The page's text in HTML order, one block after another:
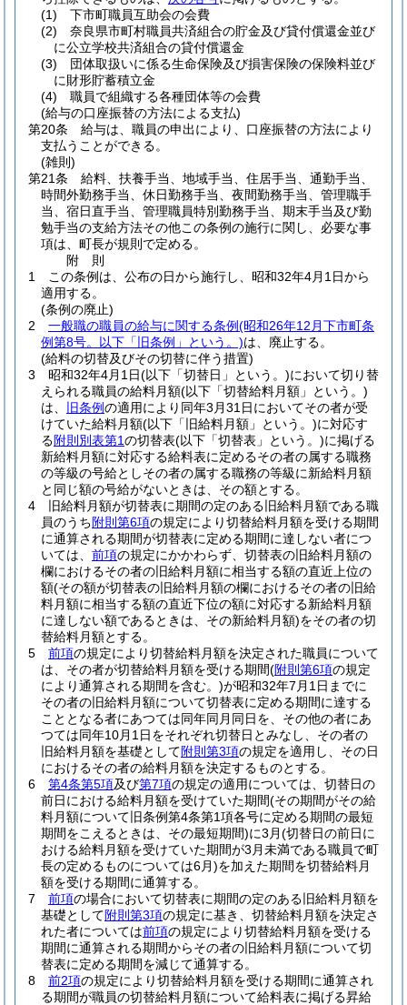
(1)
下市町職員互助会の会費
(2)
奈良県市町村職員共済組合の貯金及び貸付償還金並び
に公立学校共済組合の貸付償還金
(3)
団体取扱いに係る生命保険及び損害保険の保険料並び
に財形貯蓄積立金
(4)
職員で組織する各種団体等の会費
(給与の口座振替の方法による支払)
第20条
給与は、職員の申出により、口座振替の方法により
支払うことができる。
(雑則)
第21条
給料、扶養手当、地域手当、住居手当、通勤手当、
時間外勤務手当、休日勤務手当、夜間勤務手当、管理職手
当、宿日直手当、管理職員特別勤務手当、期末手当及び勤
勉手当の支給方法その他この条例の施行に関し、必要な事
項は、町長が規則で定める。
附 則
1
この条例は、公布の日から施行し、昭和32年4月1日から
適用する。
(条例の廃止)
2
一般職の職員の給与に関する条例(昭和26年12月下市町条
例第8号。以下「旧条例」という。)は、廃止する。
(給料の切替及びその切替に伴う措置)
3
昭和32年4月1日(以下「切替日」という。)において切り替
えられる職員の給料月額(以下「切替給料月額」という。)
は、
旧条例の適用により同年3月31日においてその者が受
けていた給料月額(以下「旧給料月額」という。)に対応す
る附則別表第1の切替表(以下「切替表」という。)に掲げる
新給料月額に対応する給料表に定めるその者の属する職務
の等級の号給としその者の属する職務の等級に新給料月額
と同じ額の号給がないときは、その額とする。
4
旧給料月額が切替表に期間の定のある旧給料月額である職
員のうち附則第6項の規定により切替給料月額を受ける期間
に通算される期間が切替表に定める期間に達しない者につ
いては、 前項の規定にかかわらず、切替表の旧給料月額の
欄におけるその者の旧給料月額に相当する額の直近上位の
額(その額が切替表の旧給料月額の欄におけるその者の旧給
料月額に相当する額の直近下位の額に対応する新給料月額
に達しない額であるときは、その新給料月額)をその者の切
替給料月額とする。
5
前項の規定により切替給料月額を決定された職員について
は、その者が切替給料月額を受ける期間(附則第6項の規定
により通算される期間を含む。)が昭和32年7月1日までに
その者の旧給料月額について切替表に定める期間に達する
こととなる者にあつては同年同月同日を、その他の者にあ
つては同年10月1日をそれぞれ切替日とみなし、その者の
旧給料月額を基礎として附則第3項の規定を適用し、その日
におけるその者の給料月額を決定するものとする。
6
第4条第5項及び第7項の規定の適用については、切替日の
前日における給料月額を受けていた期間(その期間がその給
料月額について旧条例第4条第1項各号に定める期間の最短
期間をこえるときは、その最短期間)に3月(切替日の前日に
おける給料月額を受けていた期間が3月未満である職員で町
長の定めるものについては6月)を加えた期間を切替給料月
額を受ける期間に通算する。
7
前項の場合において切替表に期間の定のある旧給料月額を
基礎として附則第3項の規定に基き、切替給料月額を決定さ
れた者については前項の規定により切替給料月額を受ける
期間に通算される期間からその者の旧給料月額について切
替表に定める期間を減じて通算する。
8
前2項の規定により切替給料月額を受ける期間に通算され
る期間が職員の切替給料月額について給料表に掲げる昇給